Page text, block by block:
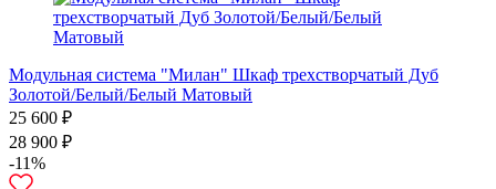
Модульная система "Милан" Шкаф трехстворчатый Дуб
Золотой/Белый/Белый Матовый
25 600 ₽
28 900 ₽
-11%